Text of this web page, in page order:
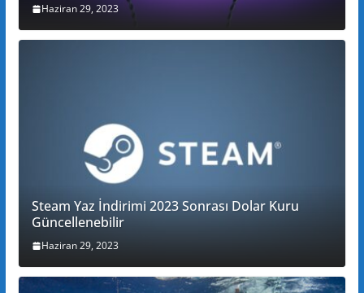
Haziran 29, 2023
Steam Yaz İndirimi 2023 Sonrası Dolar Kuru
Güncellenebilir
Haziran 29, 2023